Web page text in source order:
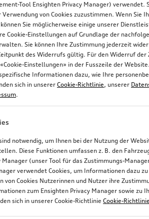
Tool Ensighten Privacy Manager) verwendet.
von Cookies zuzustimmen. Wenn Sie
Sie möglicherweise einige unserer
Cookie-Einstellungen auf Grundlage der
Sie können Ihre Zustimmung jederzeit
des Widerrufs gültig. Für den Widerruf der
Einstellungen» in der Fusszeile der
Informationen dazu, wie Ihre
sich in unserer Cookie-Richtlinie, unserer
.
notwendig, um Ihnen bei der Nutzung der
Diese Funktionen umfassen z. B. den
Manager (unser Tool für das Zustimmungs-
verwendet Cookies, um Informationen dazu
von Cookies Nutzerinnen und Nutzer ihre
zum Ensighten Privacy Manager sowie zu
sich in unserer Cookie-Richtlinie Cookie-